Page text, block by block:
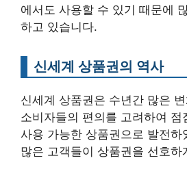
에서도 사용할 수 있기 때문에
하고 있습니다.
신세계 상품권의 역사
신세계 상품권은 수년간 많은
소비자들의 편의를 고려하여 점
사용 가능한 상품권으로 발전하
많은 고객들이 상품권을 선호하